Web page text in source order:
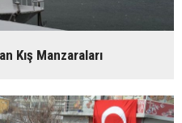
Kış Manzaraları